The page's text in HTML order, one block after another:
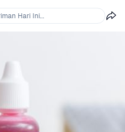
Hari Ini...